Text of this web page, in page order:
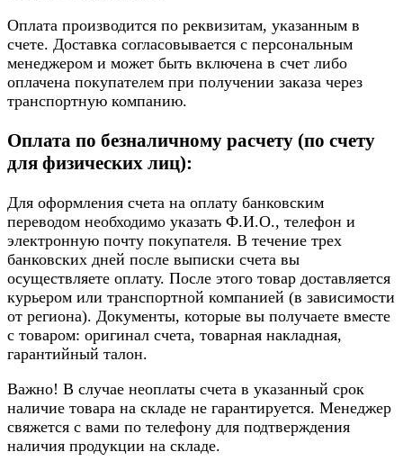
Оплата производится по реквизитам, указанным в
счете. Доставка согласовывается с персональным
менеджером и может быть включена в счет либо
оплачена покупателем при получении заказа через
транспортную компанию.
Оплата по безналичному расчету (по счету
для физических лиц):
Для оформления счета на оплату банковским
переводом необходимо указать Ф.И.О., телефон и
электронную почту покупателя. В течение трех
банковских дней после выписки счета вы
осуществляете оплату. После этого товар доставляется
курьером или транспортной компанией (в зависимости
от региона). Документы, которые вы получаете вместе
с товаром: оригинал счета, товарная накладная,
гарантийный талон.
Важно! В случае неоплаты счета в указанный срок
наличие товара на складе не гарантируется. Менеджер
свяжется с вами по телефону для подтверждения
наличия продукции на складе.